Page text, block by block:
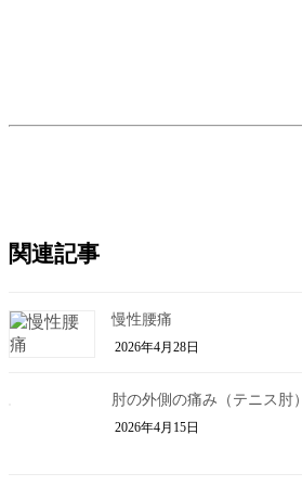
関連記事
慢性腰痛
2026年4月28日
肘の外側の痛み（テニス肘）
2026年4月15日